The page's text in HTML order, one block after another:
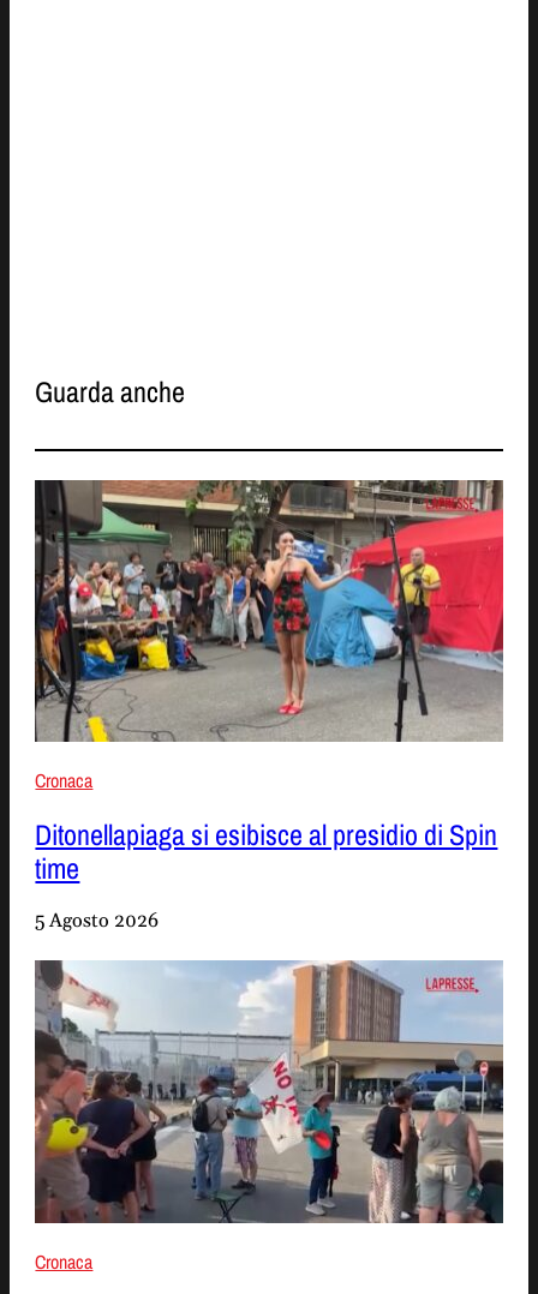
Guarda anche
Cronaca
Ditonellapiaga si esibisce al presidio di Spin
time
5 Agosto 2026
Cronaca